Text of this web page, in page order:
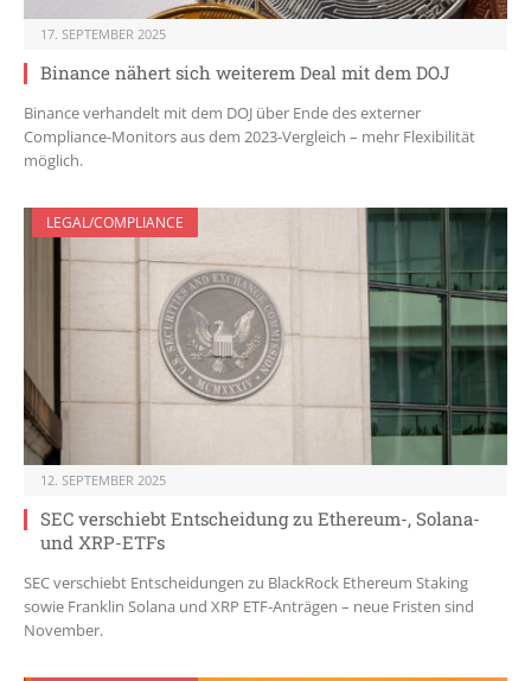
17. SEPTEMBER 2025
Binance nähert sich weiterem Deal mit dem DOJ
Binance verhandelt mit dem DOJ über Ende des externer
Compliance-Monitors aus dem 2023-Vergleich – mehr Flexibilität
möglich.
LEGAL/COMPLIANCE
12. SEPTEMBER 2025
SEC verschiebt Entscheidung zu Ethereum-, Solana-
und XRP-ETFs
SEC verschiebt Entscheidungen zu BlackRock Ethereum Staking
sowie Franklin Solana und XRP ETF-Anträgen – neue Fristen sind
November.